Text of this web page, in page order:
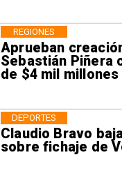
Aprueban
Sebastián Piñera
de $4 mil millones
REGIONES
Claudio Bravo
sobre fichaje de
DEPORTES